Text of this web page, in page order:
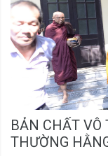
BẢN CHẤT VÔ
THƯỜNG